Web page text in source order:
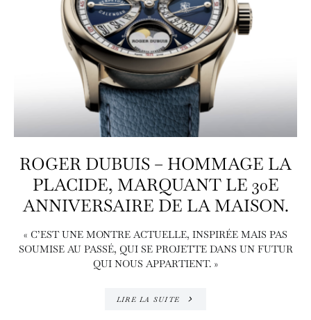
ROGER DUBUIS – HOMMAGE LA
PLACIDE, MARQUANT LE 30E
ANNIVERSAIRE DE LA MAISON.
« C’EST UNE MONTRE ACTUELLE, INSPIRÉE MAIS PAS
SOUMISE AU PASSÉ, QUI SE PROJETTE DANS UN FUTUR
QUI NOUS APPARTIENT. »
LIRE LA SUITE